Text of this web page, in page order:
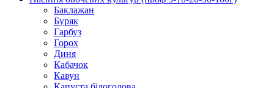
Баклажан
Буряк
Гарбуз
Горох
Диня
Кабачок
Кавун